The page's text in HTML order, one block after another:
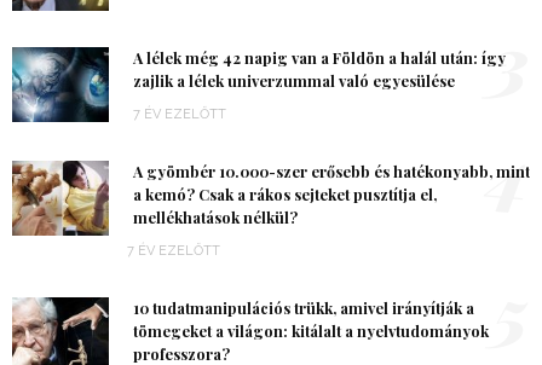
A lélek még 42 napig van a Földön a halál után: így
zajlik a lélek univerzummal való egyesülése
7 ÉV EZELŐTT
3
A gyömbér 10.000-szer erősebb és hatékonyabb, mint
a kemó? Csak a rákos sejteket pusztítja el,
mellékhatások nélkül?
7 ÉV EZELŐTT
4
10 tudatmanipulációs trükk, amivel irányítják a
tömegeket a világon: kitálalt a nyelvtudományok
professzora?